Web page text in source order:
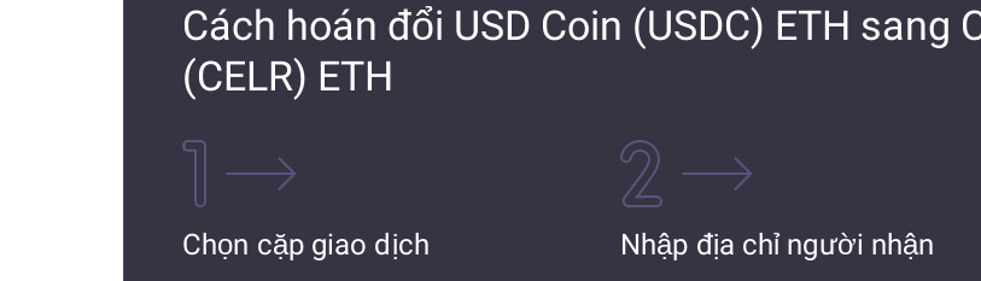
Cách hoán đổi USD Coin (USDC) ETH sang
(CELR) ETH
Chọn cặp giao dịch Nhập địa chỉ người nhận